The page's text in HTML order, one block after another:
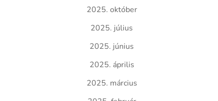
2025. október
2025. július
2025. június
2025. április
2025. március